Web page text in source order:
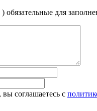
) обязательные для
соглашаетесь с